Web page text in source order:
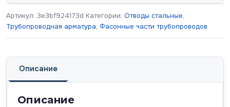
Артикул: 3e3bf924173d Категории: Отводы стальные,
Трубопроводная арматура, Фасонные части трубопроводов
Описание
Описание